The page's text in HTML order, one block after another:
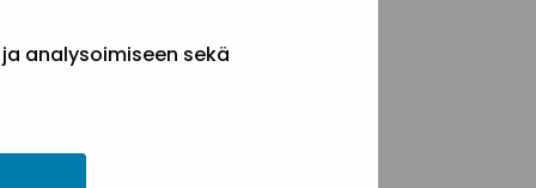
analysoimiseen sekä